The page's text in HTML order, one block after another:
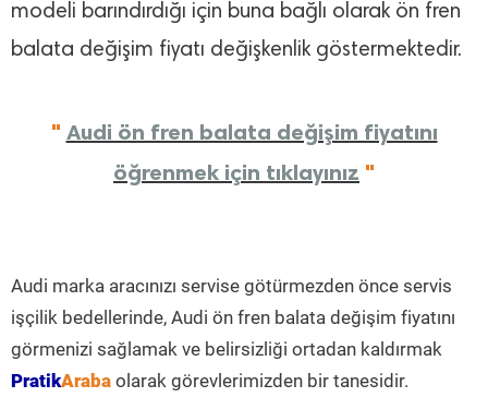
modeli barındırdığı için buna bağlı olarak ön fren
balata değişim fiyatı değişkenlik göstermektedir.
" Audi ön fren balata değişim fiyatını
öğrenmek için tıklayınız "
Audi marka aracınızı servise götürmezden önce servis
işçilik bedellerinde, Audi ön fren balata değişim fiyatını
görmenizi sağlamak ve belirsizliği ortadan kaldırmak
PratikAraba olarak görevlerimizden bir tanesidir.